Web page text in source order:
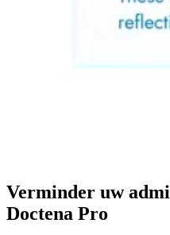
Verminder uw
Doctena Pro